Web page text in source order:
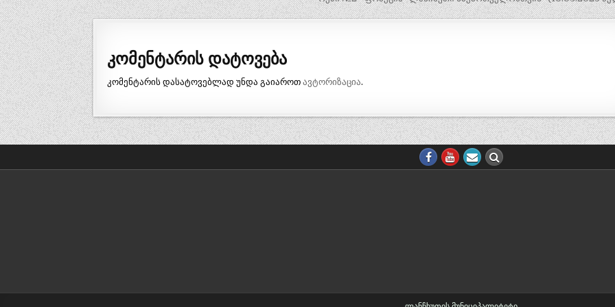
ნავიგაცია
კომენტარის დატოვება
კომენტარის დასატოვებლად უნდა გაიაროთავტორიზაცია.